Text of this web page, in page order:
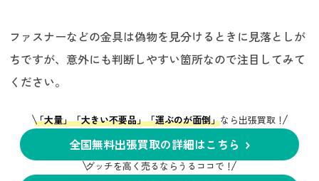
ファスナーなどの金具は偽物を見分けるときに見落としが
ちですが、意外にも判断しやすい箇所なので注目してみて
ください。
「大量」「大きい不要品」「運ぶのが面倒」なら出張買取！
全国無料出張買取の詳細はこちら
グッチを高く売るならうるココで！